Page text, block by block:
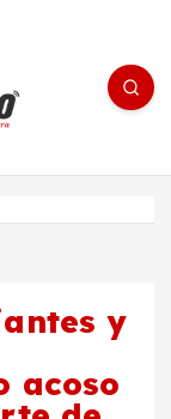
editorial
y
acoso